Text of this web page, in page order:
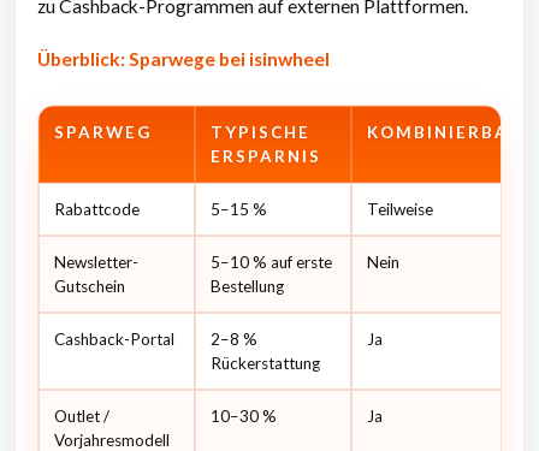
zu Cashback-Programmen auf externen Plattformen.
Überblick: Sparwege bei isinwheel
SPARWEG
TYPISCHE
ERSPARNIS
KOMBINIERBAR?
Rabattcode 5–15 % Teilweise
Newsletter-
Gutschein
5–10 % auf erste
Bestellung
Nein
Cashback-Portal
2–8 %
Rückerstattung
Ja
Outlet /
Vorjahresmodell
10–30 % Ja